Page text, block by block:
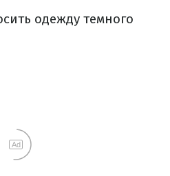
одежду темного
Ad